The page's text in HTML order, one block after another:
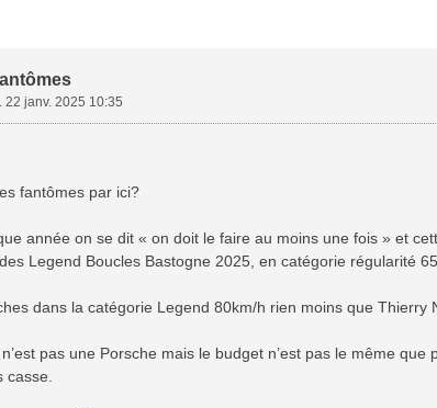
22 janv. 2025 10:35
fantômes par ici?
année on se dit « on doit le faire au moins une fois » et
Legend Boucles Bastogne 2025, en catégorie régularité 65.
dans la catégorie Legend 80km/h rien moins que Thierry
pas une Porsche mais le budget n’est pas le même
casse.